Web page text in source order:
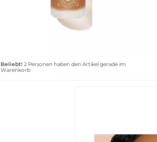
Beliebt! 2 Personen haben den Artikel gerade im
Warenkorb